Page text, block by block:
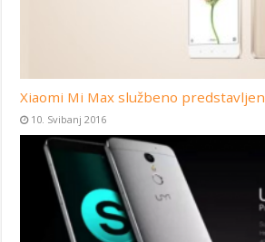
Xiaomi Mi Max službeno predstavljen
10. Svibanj 2016